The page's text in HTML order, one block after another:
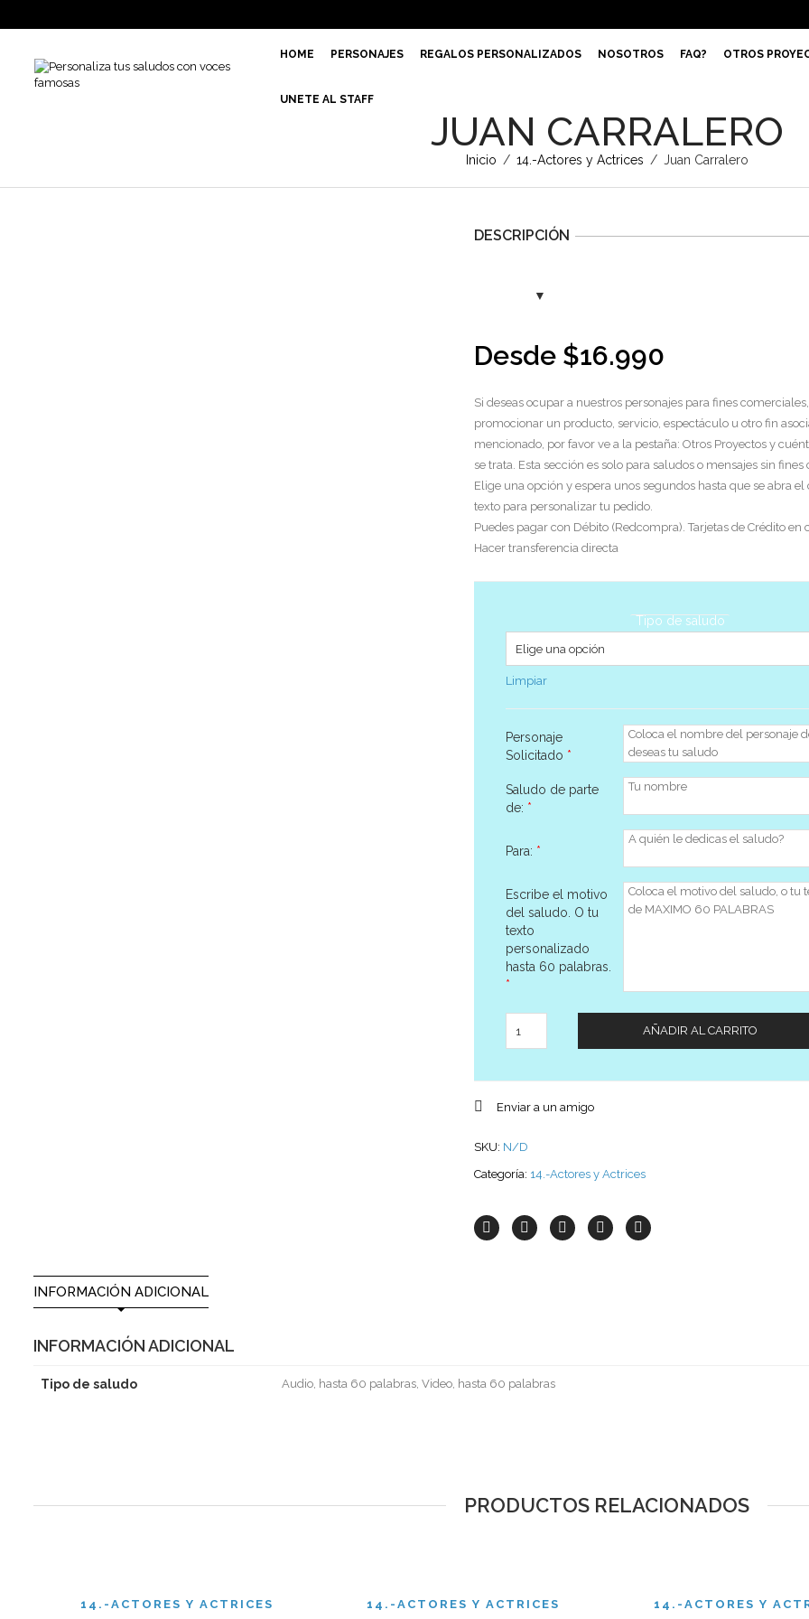
HOME PERSONAJES REGALOS PERSONALIZADOS NOSOTROS FAQ? OTROS
UNETE AL STAFF
JUAN CARRALERO
Inicio / 14.-Actores y Actrices / Juan Carralero
DESCRIPCIÓN
Desde $16.990
Si deseas ocupar a nuestros personajes para fines
promocionar un producto, servicio, espectáculo u otro fin
mencionado, por favor ve a la pestaña: Otros Proyectos y
se trata. Esta sección es solo para saludos o mensajes sin fines
Elige una opción y espera unos segundos hasta que se abra el
texto para personalizar tu pedido.
Puedes pagar con Débito (Redcompra). Tarjetas de Crédito en
Hacer transferencia directa
Tipo de saludo
Limpiar
Personaje
Solicitado *
Saludo de parte
de: *
Para: *
Escribe el motivo
del saludo. O tu
texto
personalizado
hasta 60 palabras.
*
AÑADIR AL CARRITO
Enviar a un amigo
SKU: N/D
Categoría: 14.-Actores y Actrices
INFORMACIÓN ADICIONAL
INFORMACIÓN ADICIONAL
Tipo de saludo Audio, hasta 60 palabras, Video, hasta 60 palabras
PRODUCTOS RELACIONADOS
14.-ACTORES Y ACTRICES 14.-ACTORES Y ACTRICES 14.-ACTORES Y